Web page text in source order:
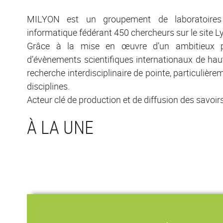
MILYON est un groupement de
informatique fédérant 450 chercheurs sur le site
Grâce à la mise en œuvre d’un ambitieux
d’évènements scientifiques internationaux de
recherche interdisciplinaire de pointe,
disciplines.
Acteur clé de production et de diffusion des